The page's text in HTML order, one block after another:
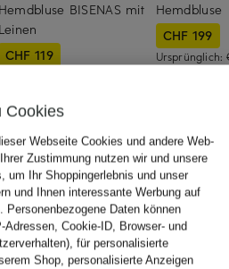
Hemdbluse BISENAS mit
Leinen
CHF 119
Hemdbluse
CHF 199
Ursprünglich:
Cookies
Webseite Cookies und andere Web-
Zustimmung nutzen wir und unsere
um Ihr Shoppingerlebnis und unser
und Ihnen interessante Werbung auf
Personenbezogene Daten können
Cookie-ID, Browser- und
für personalisierte
Shop, personalisierte Anzeigen